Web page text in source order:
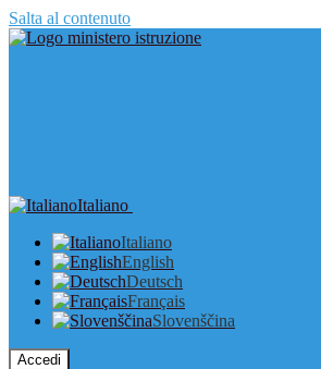
Salta al contenuto
Italiano
Italiano
English
Deutsch
Français
Slovenščina
Accedi